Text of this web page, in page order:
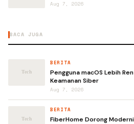
Aug 7, 2026
BACA JUGA
BERITA
Pengguna macOS Lebih
Keamanan Siber
Aug 7, 2026
BERITA
FiberHome Dorong